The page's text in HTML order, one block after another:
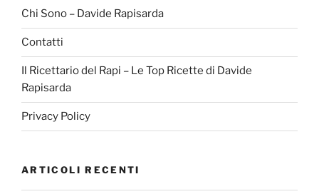
Chi Sono – Davide Rapisarda
Contatti
Il Ricettario del Rapi – Le Top Ricette di Davide
Rapisarda
Privacy Policy
ARTICOLI RECENTI